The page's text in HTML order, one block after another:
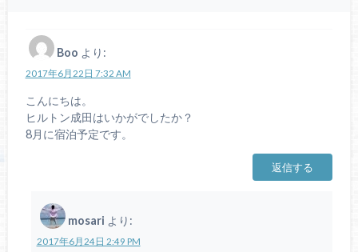
Boo より:
2017年6月22日 7:32 AM
こんにちは。
ヒルトン成田はいかがでしたか？
8月に宿泊予定です。
返信する
mosari より:
2017年6月24日 2:49 PM